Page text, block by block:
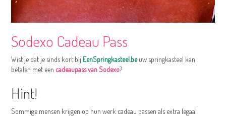
Sodexo Cadeau Pass
Wist je dat je sinds kort bij EenSpringkasteel.beuw springkasteel kan
betalen met een cadeaupass van Sodexo?
Hint!
Sommige mensen krijgen op hun werk cadeau passen als extra legaal